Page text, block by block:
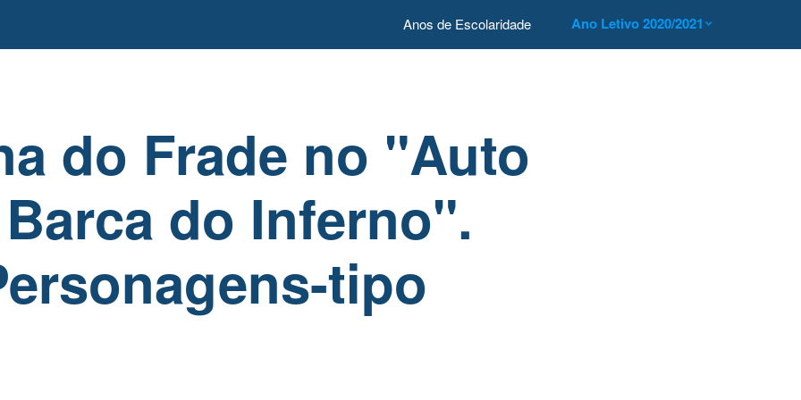
Anos de Escolaridade Ano Letivo 2020/2021
do Frade no "Auto
do Inferno".
tipo